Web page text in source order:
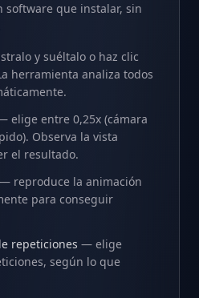
software que instalar, sin
y suéltalo o haz clic
herramienta analiza todos
elige entre 0,25x (cámara
Observa la vista
el resultado.
— reproduce la animación
para conseguir
repeticiones — elige
según lo que